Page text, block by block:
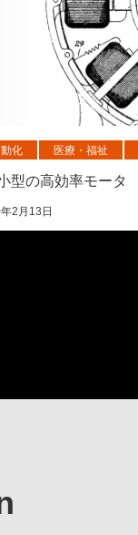
化 医療・福祉
型の高効率モータ
2月13日